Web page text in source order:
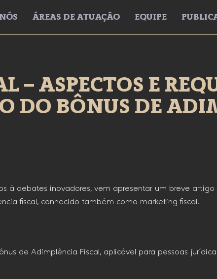
ÁREAS DE ATUAÇÃO EQUIPE
– ASPECTOS E
DO BÔNUS DE
à debates inovadores, vem apresentar um breve
fiscal, conhecido também como marketing fiscal.
de Adimplência Fiscal, aplicável para pessoas